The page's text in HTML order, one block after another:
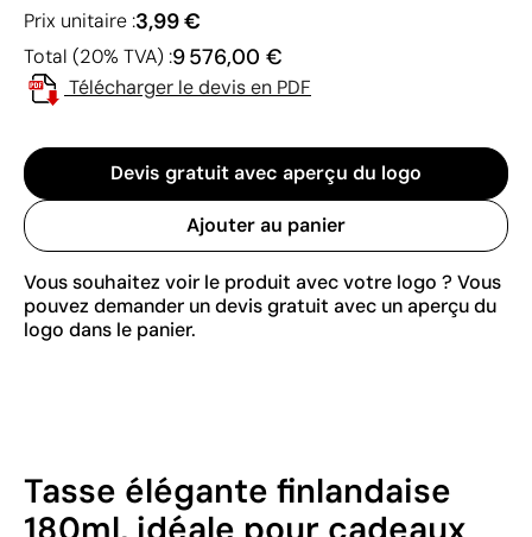
Prix unitaire :3,99 €
Total (20% TVA) :9 576,00 €
Télécharger le devis en PDF
Devis gratuit avec aperçu du logo
Ajouter au panier
Vous souhaitez voir le produit avec votre logo ? Vous
pouvez demander un devis gratuit avec un aperçu du
logo dans le panier.
Tasse élégante finlandaise